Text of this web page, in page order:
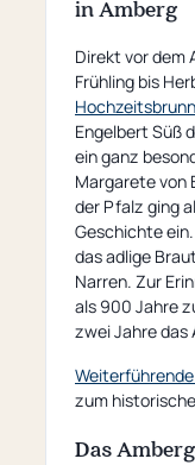
in Amberg
Direkt vor dem
Frühling bis
Engelbert Süß
ein ganz
Margarete von
der Pfalz ging
Geschichte
das adlige
Narren. Zur
als 900 Jahre
zwei Jahre
zum
Das